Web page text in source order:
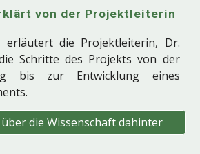
von der Projektleiterin
erläutert die Projektleiterin, Dr.
Schritte des Projekts von der
bis zur Entwicklung eines
die Wissenschaft dahinter